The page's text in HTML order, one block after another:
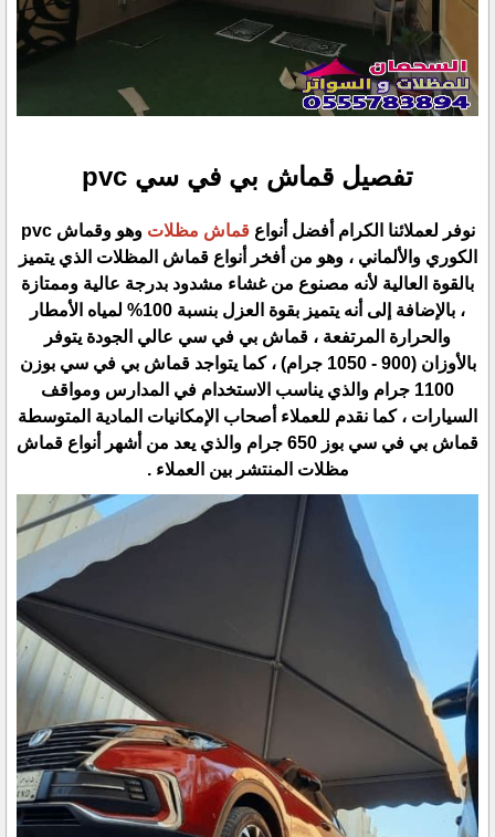
تفصيل قماش بي في سي pvc
نوفر لعملائنا الكرام أفضل أنواع قماش مظلات
وهو وقماش pvc
الكوري والألماني ، وهو من أفخر أنواع قماش المظلات الذي يتميز
بالقوة العالية لأنه مصنوع من غشاء مشدود بدرجة عالية وممتازة
، بالإضافة إلى أنه يتميز بقوة العزل بنسبة 100% لمياه الأمطار
والحرارة المرتفعة ، قماش بي في سي عالي الجودة يتوفر
بالأوزان (900 - 1050 جرام) ، كما يتواجد قماش بي في سي بوزن
1100 جرام والذي يناسب الاستخدام في المدارس ومواقف
السيارات ، كما نقدم للعملاء أصحاب الإمكانيات المادية المتوسطة
قماش بي في سي بوز 650 جرام والذي يعد من أشهر أنواع قماش
مظلات المنتشر بين العملاء .